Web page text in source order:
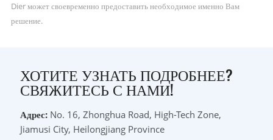
Dier может своевременно предоставить необходимое именно Вам
решение.
ХОТИТЕ УЗНАТЬ ПОДРОБНЕЕ?
СВЯЖИТЕСЬ С НАМИ!
Адрес: No. 16, Zhonghua Road, High-Tech Zone,
Jiamusi City, Heilongjiang Province